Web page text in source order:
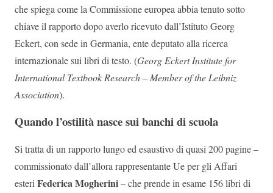
che spiega come la Commissione europea abbia tenuto sotto
chiave il rapporto dopo averlo ricevuto dall’Istituto Georg
Eckert, con sede in Germania, ente deputato alla ricerca
internazionale sui libri di testo. (Georg Eckert Institute for
International Textbook Research – Member of the Leibniz
Association).
Quando l’ostilità nasce sui banchi di scuola
Si tratta di un rapporto lungo ed esaustivo di quasi 200 pagine –
commissionato dall’allora rappresentante Ue per gli Affari
esteriFederica Mogherini– che prende in esame 156 libri di